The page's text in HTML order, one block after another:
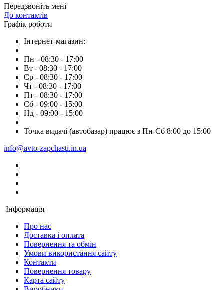
Передзвоніть мені
До контактів
Графік роботи
Інтернет-магазин:
Пн - 08:30 - 17:00
Вт - 08:30 - 17:00
Ср - 08:30 - 17:00
Чт - 08:30 - 17:00
Пт - 08:30 - 17:00
Сб - 09:00 - 15:00
Нд - 09:00 - 15:00
Точка видачі (автобазар) працює з Пн-Сб 8:00 до 15:00
info@avto-zapchasti.in.ua
Інформація
Про нас
Доставка і оплата
Повернення та обмін
Умови використання сайту
Контакти
Повернення товару
Карта сайту